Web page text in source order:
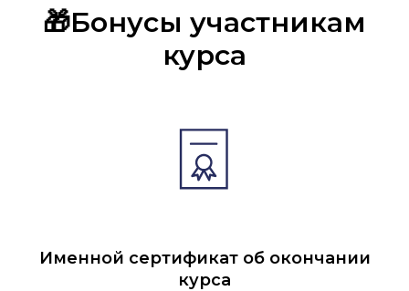
🎁Бонусы участникам
курса
Именной сертификат об окончании
курса